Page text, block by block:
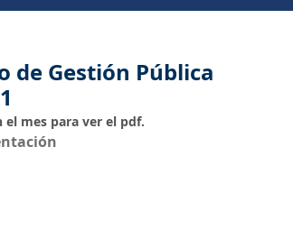
de Gestión Pública
el mes para ver el pdf.